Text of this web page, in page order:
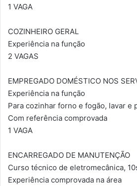
1 VAGA
COZINHEIRO GERAL
Experiência na função
2 VAGAS
EMPREGADO DOMÉSTICO NOS
Experiência na função
Para cozinhar forno e fogão, lavar e
Com referência comprovada
1 VAGA
ENCARREGADO DE MANUTENÇÃO
Curso técnico de eletromecânica,
Experiência comprovada na área